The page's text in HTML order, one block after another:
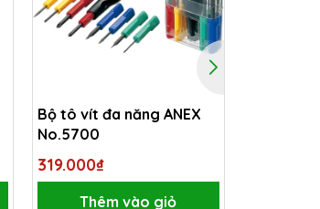
Bộ tô vít đa năng ANEX
No.5700
319.000₫
Thêm vào giỏ